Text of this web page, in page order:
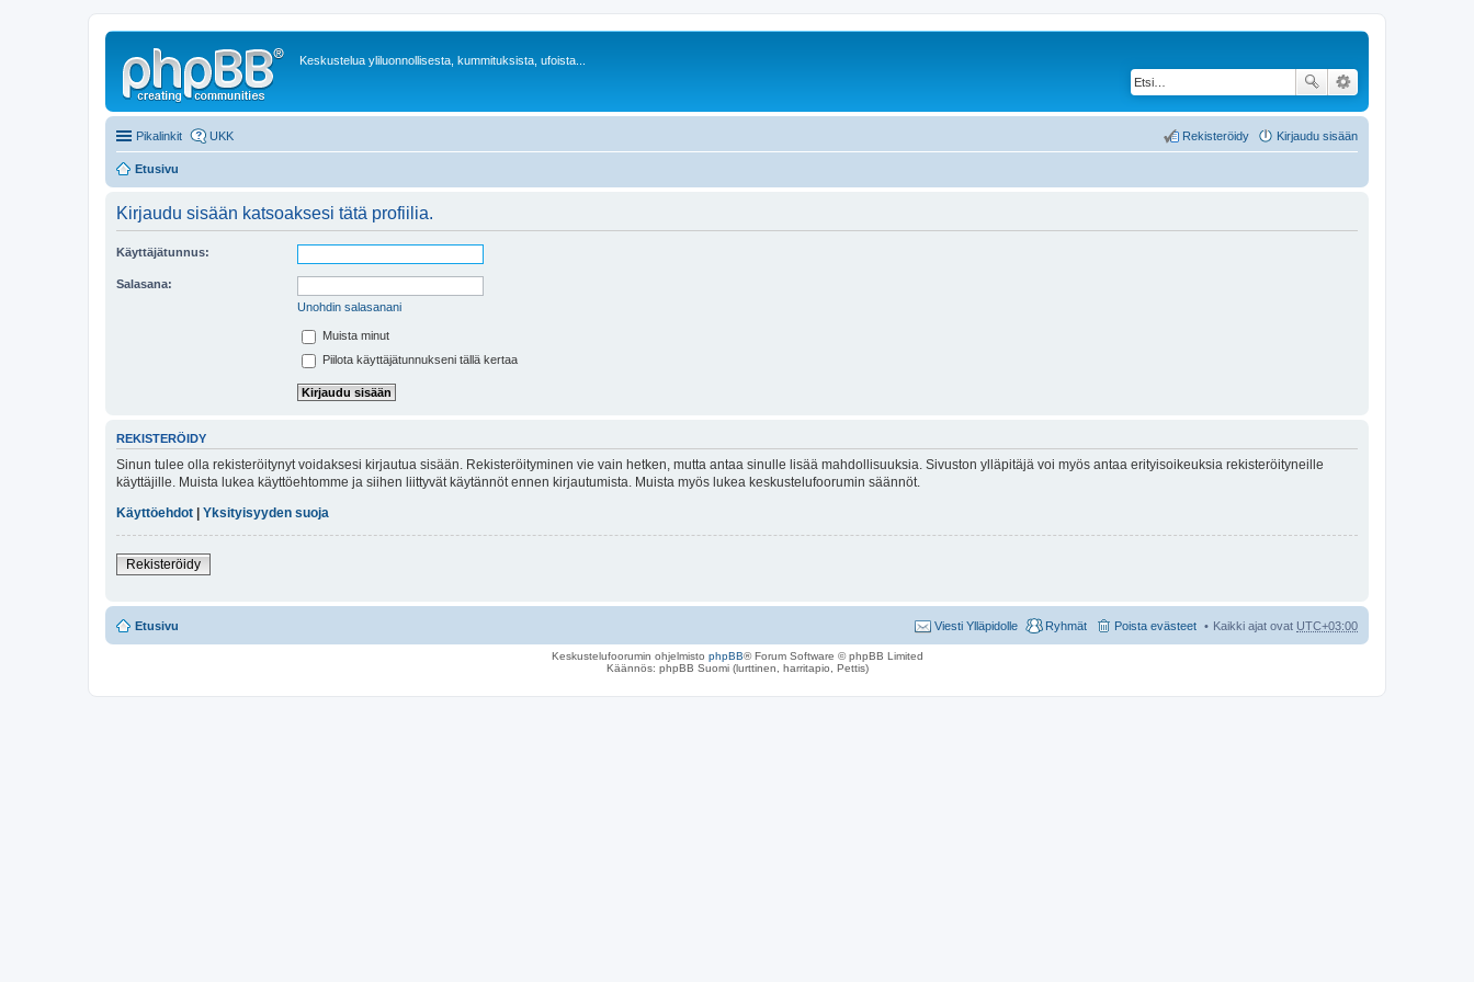
Keskustelua yliluonnollisesta, kummituksista, ufoista...
Pikalinkit UKK Kirjaudu sisään
Rekisteröidy
Etusivu
Kirjaudu sisään katsoaksesi tätä profiilia.
Käyttäjätunnus:
Salasana:
Unohdin salasanani
Muista minut
Piilota käyttäjätunnukseni tällä kertaa
REKISTERÖIDY
Sinun tulee olla rekisteröitynyt voidaksesi kirjautua sisään. Rekisteröityminen vie vain hetken, mutta antaa sinulle lisää mahdollisuuksia. Sivuston ylläpitäjä voi myös antaa erityisoikeuksia rekisteröityneille
käyttäjille. Muista lukea käyttöehtomme ja siihen liittyvät käytännöt ennen kirjautumista. Muista myös lukea keskustelufoorumin säännöt.
Käyttöehdot | Yksityisyyden suoja
Rekisteröidy
Etusivu Kaikki ajat ovat UTC+03:00
Poista evästeet
Ryhmät
Viesti Ylläpidolle
Keskustelufoorumin ohjelmisto phpBB® Forum Software © phpBB Limited
Käännös: phpBB Suomi (lurttinen, harritapio, Pettis)